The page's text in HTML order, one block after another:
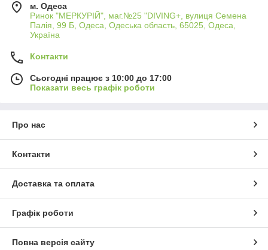
м. Одеса
Ринок "МЕРКУРІЙ", маг.№25 "DIVING+, вулиця Семена
Палія, 99 Б, Одеса, Одеська область, 65025, Одеса,
Україна
Контакти
Сьогодні працює з 10:00 до 17:00
Показати весь графік роботи
Про нас
Контакти
Доставка та оплата
Графік роботи
Повна версія сайту